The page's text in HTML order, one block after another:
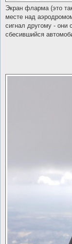
Экран фларма (это
месте над
сигнал другому - они
сбесившийся